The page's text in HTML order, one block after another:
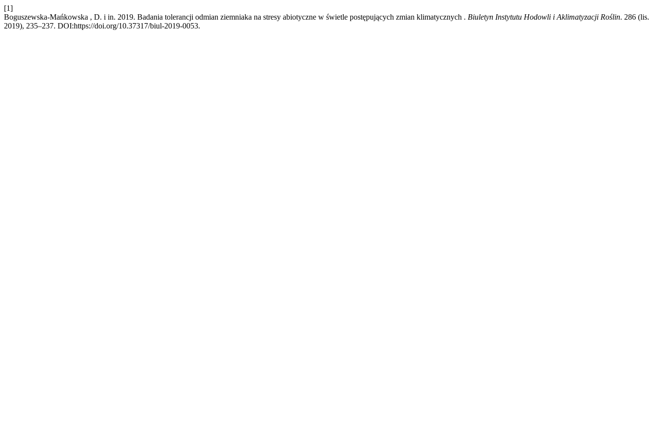
[1]
Boguszewska-Mańkowska , D. i in. 2019. Badania tolerancji odmian ziemniaka na stresy abiotyczne w świetle postępujących zmian klimatycznych . Biuletyn Instytutu Hodowli i Aklimatyzacji Roślin. 286 (lis.
2019), 235–237. DOI:https://doi.org/10.37317/biul-2019-0053.